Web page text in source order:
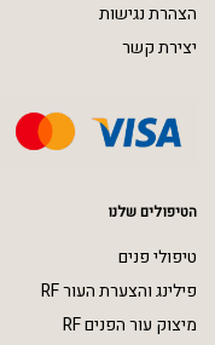
הצהרת נגישות
יצירת קשר
הטיפולים שלנו
טיפולי פנים
פילינג והצערת העור RF
מיצוק עור הפנים RF